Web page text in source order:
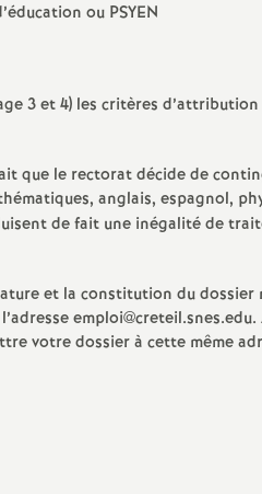
e
s
n
e
i
ou PSYEN
3 et 4) les critères
que le rectorat décide de
anglais, espagnol,
de fait une inégalité de
et la constitution du dossier
votre dossier à cette même